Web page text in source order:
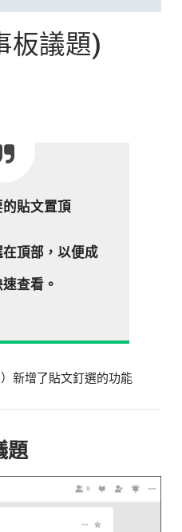
板議題)
貼文置頂
頂部，以便成
查看。
新增了貼文釘選的功能
題